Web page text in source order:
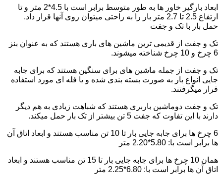
ابعاد بارگیر خاور ها به طور متوسط برابر است با 4.5*2 متر و تا
ارتفاع 2.5 تا 2.7 متر بار را به راحتی میتوان روی آنها قرار داد.
حمل بار با تک و جفت
تک و جفت از قدیمی ترین ماشین های باری هستند که به عنوان بنز
6 چرخ و 10 چرخ شناخته میشوند.
تک و جفت از جمله ماشین های برای سنگین هستند که برای جابه
جایی انواع بار به صورت بسته بندی شده و یا فله ای مورد استفاده
قرار میگرفتند.
تک و جفت دوماشین باربری هستند که شباهت زیادی به هم دیگر
دارند با این تفاوت که جفت 5 تن بیشتر از تک بار حمل میکند.
6 چرخ ها برای جابه جایی بار تا 10 تن مناسب هستند و ابعاد اتاق آن
ها برابر است با: 5.80*2.20 متر
همان 10 چرخ ها برای جابه جایی بار تا 15 تن مناسب هستند و ابعاد
اتاق آن ها برابر است با: 6.80*2.25 متر